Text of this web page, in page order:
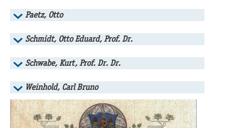
Paetz, Otto
Schmidt, Otto Eduard, Prof. Dr.
Schwabe, Kurt, Prof. Dr. Dr.
Weinhold, Carl Bruno